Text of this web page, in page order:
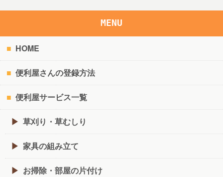
MENU
HOME
便利屋さんの登録方法
便利屋サービス一覧
草刈り・草むしり
家具の組み立て
お掃除・部屋の片付け